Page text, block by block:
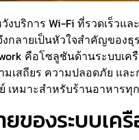
บริการ Wi-Fi ที่รวดเร็วแล
กลายเป็นหัวใจสำคัญของธุ
คือโซลูชันด้านระบบเค
เสถียร ความปลอดภัย และ
เหมาะสำหรับร้านอาหารทุ
ของระบบเค